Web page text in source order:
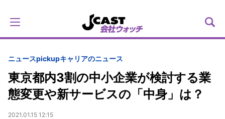
ニュースpickupキャリアのニュース
東京都内3割の中小企業が検討する業
態変更や新サービスの「中身」は？
2021.01.15 12:15